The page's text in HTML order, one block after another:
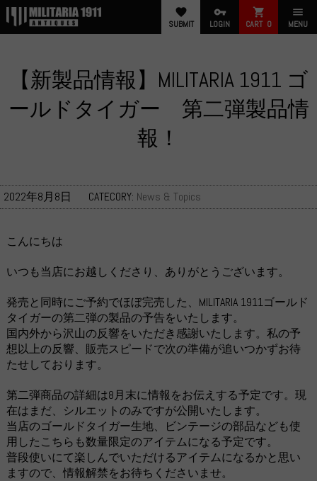
favorite
SUBMIT
vpn_key
LOGIN
shopping_cart
CART 0
menu
MENU
【新製品情報】MILITARIA 1911 ゴ
ールドタイガー 第二弾製品情
報！
2022年8月8日 CATECORY: News & Topics
こんにちは
いつも当店にお越しくださり、ありがとうございます。
発売と同時にご予約でほぼ完売した、MILITARIA 1911ゴールド
タイガーの第二弾の製品の予告をいたします。
国内外から沢山の反響をいただき感謝いたします。私の予
想以上の反響、販売スピードで次の準備が追いつかずお待
たせしております。
第二弾商品の詳細は8月末に情報をお伝えする予定です。現
在はまだ、シルエットのみですが公開いたします。
当店のゴールドタイガー生地、ビンテージの部品なども使
用したこちらも数量限定のアイテムになる予定です。
普段使いにて楽しんでいただけるアイテムになるかと思い
ますので、情報解禁をお待ちくださいませ。